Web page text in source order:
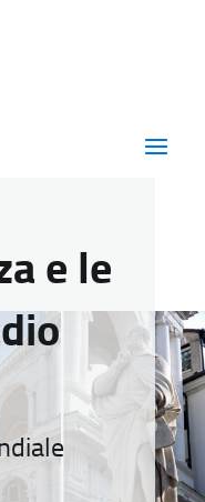
e le